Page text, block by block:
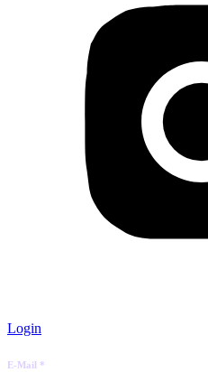
Login
E-Mail *